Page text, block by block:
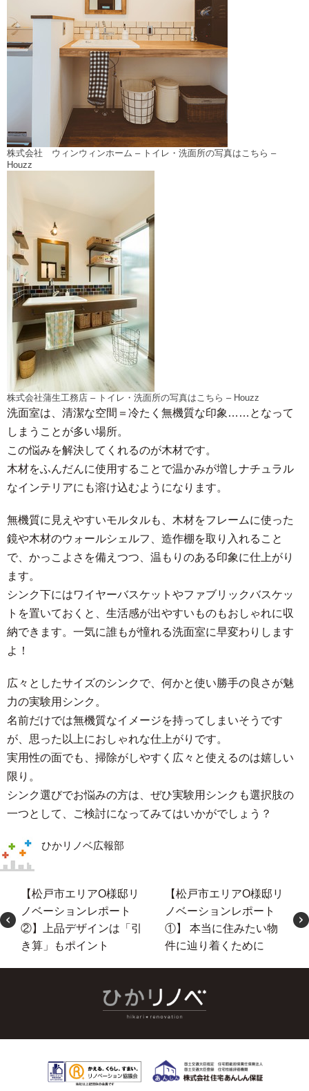
株式会社 ウィンウィンホーム – トイレ・洗面所の写真はこちら –
Houzz
株式会社蒲生工務店 – トイレ・洗面所の写真はこちら – Houzz
洗面室は、清潔な空間＝冷たく無機質な印象……となって
しまうことが多い場所。
この悩みを解決してくれるのが木材です。
木材をふんだんに使用することで温かみが増しナチュラル
なインテリアにも溶け込むようになります。
無機質に見えやすいモルタルも、木材をフレームに使った
鏡や木材のウォールシェルフ、造作棚を取り入れること
で、かっこよさを備えつつ、温もりのある印象に仕上がり
ます。
シンク下にはワイヤーバスケットやファブリックバスケッ
トを置いておくと、生活感が出やすいものもおしゃれに収
納できます。一気に誰もが憧れる洗面室に早変わりします
よ！
広々としたサイズのシンクで、何かと使い勝手の良さが魅
力の実験用シンク。
名前だけでは無機質なイメージを持ってしまいそうです
が、思った以上におしゃれな仕上がりです。
実用性の面でも、掃除がしやすく広々と使えるのは嬉しい
限り。
シンク選びでお悩みの方は、ぜひ実験用シンクも選択肢の
一つとして、ご検討になってみてはいかがでしょう？
ひかリノベ広報部
【松戸市エリアO様邸リ
ノベーションレポート
②】上品デザインは「引
き算」もポイント
【松戸市エリアO様邸リ
ノベーションレポート
①】 本当に住みたい物
件に辿り着くために